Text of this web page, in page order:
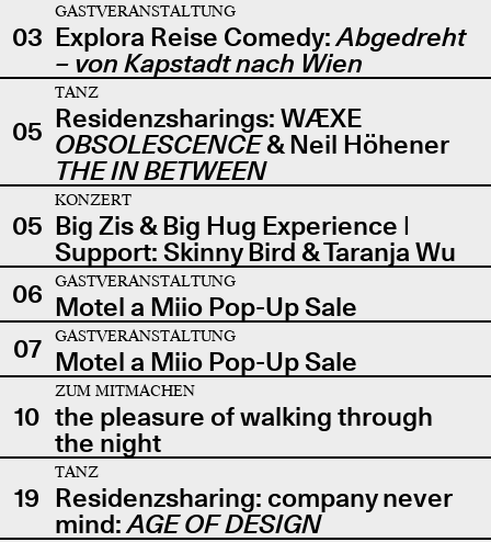
03
GASTVERANSTALTUNG
Explora Reise Comedy:Abgedreht
– von Kapstadt nach Wien
05
TANZ
Residenzsharings: WÆXE
OBSOLESCENCE& Neil Höhener
THE IN BETWEEN
05
KONZERT
Big Zis & Big Hug Experience |
Support: Skinny Bird & Taranja Wu
06
GASTVERANSTALTUNG
Motel a Miio Pop-Up Sale
07
GASTVERANSTALTUNG
Motel a Miio Pop-Up Sale
10
ZUM MITMACHEN
the pleasure of walking through
the night
19
TANZ
Residenzsharing: company never
mind:AGE OF DESIGN